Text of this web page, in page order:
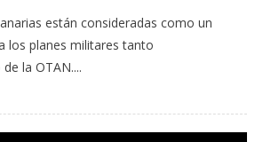
están consideradas como un
los planes militares tanto
la OTAN....